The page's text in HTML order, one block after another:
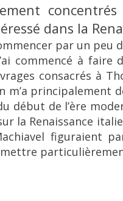
dans la
par un peu
commencé à faire
consacrés à
m’a principalement
de l’ère
la Renaissance
figuraient